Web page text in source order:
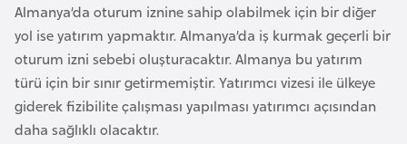
Almanya’da oturum iznine sahip olabilmek için bir diğer
yol ise yatırım yapmaktır. Almanya’da iş kurmak geçerli bir
oturum izni sebebi oluşturacaktır. Almanya bu yatırım
türü için bir sınır getirmemiştir. Yatırımcı vizesi ile ülkeye
giderek fizibilite çalışması yapılması yatırımcı açısından
daha sağlıklı olacaktır.
D
e
m
o
k
r